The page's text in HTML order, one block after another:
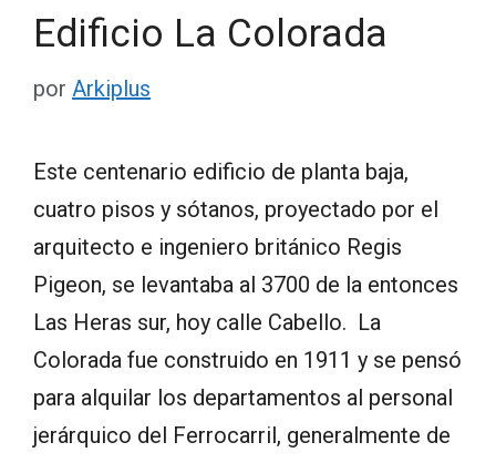
Edificio La Colorada
por Arkiplus
Este centenario edificio de planta baja,
cuatro pisos y sótanos, proyectado por el
arquitecto e ingeniero británico Regis
Pigeon, se levantaba al 3700 de la entonces
Las Heras sur, hoy calle Cabello. La
Colorada fue construido en 1911 y se pensó
para alquilar los departamentos al personal
jerárquico del Ferrocarril, generalmente de